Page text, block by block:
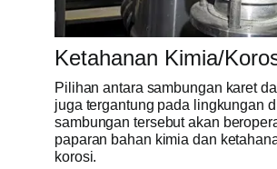
Ketahanan Kimia/
Pilihan antara sambungan karet
juga tergantung pada lingkungan
sambungan tersebut akan
paparan bahan kimia dan
korosi.